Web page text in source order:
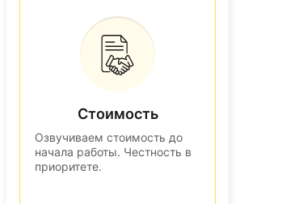
Стоимость
Озвучиваем стоимость до
начала работы. Честность в
приоритете.